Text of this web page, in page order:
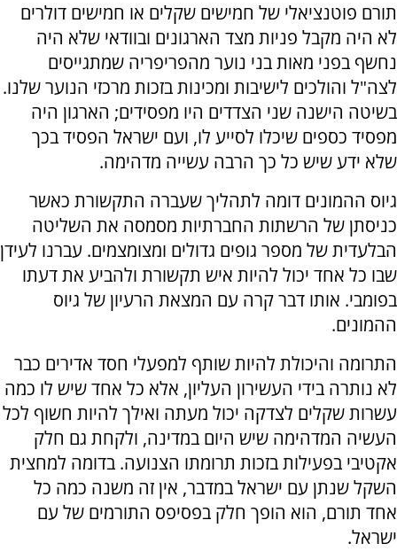
תורם פוטנציאלי של חמישים שקלים או חמישים דולרים
לא היה מקבל פניות מצד הארגונים ובוודאי שלא היה
נחשף בפני מאות בני נוער מהפריפריה שמתגייסים
לצה"ל והולכים לישיבות ומכינות בזכות מרכזי הנוער שלנו.
בשיטה הישנה שני הצדדים היו מפסידים; הארגון היה
מפסיד כספים שיכלו לסייע לו, ועם ישראל הפסיד בכך
שלא ידע שיש כל כך הרבה עשייה מדהימה.
גיוס ההמונים דומה לתהליך שעברה התקשורת כאשר
כניסתן של הרשתות החברתיות מסמסה את השליטה
הבלעדית של מספר גופים גדולים ומצומצמים. עברנו לעידן
שבו כל אחד יכול להיות איש תקשורת ולהביע את דעתו
בפומבי. אותו דבר קרה עם המצאת הרעיון של גיוס
ההמונים.
התרומה והיכולת להיות שותף למפעלי חסד אדירים כבר
לא נותרה בידי העשירון העליון, אלא כל אחד שיש לו כמה
עשרות שקלים לצדקה יכול מעתה ואילך להיות חשוף לכל
העשיה המדהימה שיש היום במדינה, ולקחת גם חלק
אקטיבי בפעילות בזכות תרומתו הצנועה. בדומה למחצית
השקל שנתן עם ישראל במדבר, אין זה משנה כמה כל
אחד תורם, הוא הופך חלק בפסיפס התורמים של עם
ישראל.